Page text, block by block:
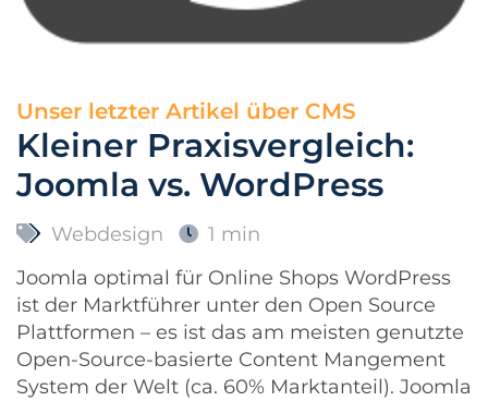
Unser letzter Artikel über CMS
Kleiner Praxisvergleich:
Joomla vs. WordPress
Webdesign
1 min
Joomla optimal für Online Shops WordPress
ist der Marktführer unter den Open Source
Plattformen – es ist das am meisten genutzte
Open-Source-basierte Content Mangement
System der Welt (ca. 60% Marktanteil). Joomla